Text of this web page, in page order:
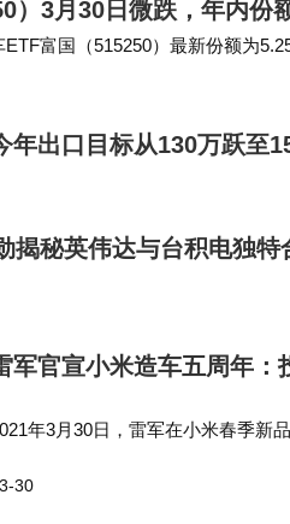
）3月30日微跌，年内份
富国（515250）最新份额为
亿份，规模为6.80亿元…
年出口目标从130万跃至
揭秘英伟达与台积电独特
军官宣小米造车五周年：
年3月30日，雷军在小米春季新
超过400亿元，汽车总交付量突…
30